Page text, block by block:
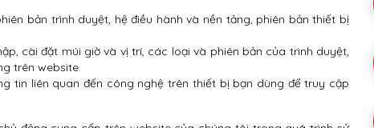
bản trình duyệt, hệ điều hành và nền tảng, phiên bản thiết bị
cài đặt múi giờ và vị trí, các loại và phiên bản của trình duyệt,
trên website.
tin liên quan đến công nghệ trên thiết bị bạn dùng để truy cập